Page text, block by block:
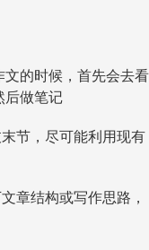
的时候，首先会去看
后做笔记
节，尽可能利用现有
章结构或写作思路，